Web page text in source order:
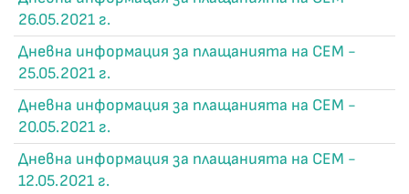
26.05.2021 г.
Дневна информация за плащанията на СЕМ -
25.05.2021 г.
Дневна информация за плащанията на СЕМ -
20.05.2021 г.
Дневна информация за плащанията на СЕМ -
12.05.2021 г.